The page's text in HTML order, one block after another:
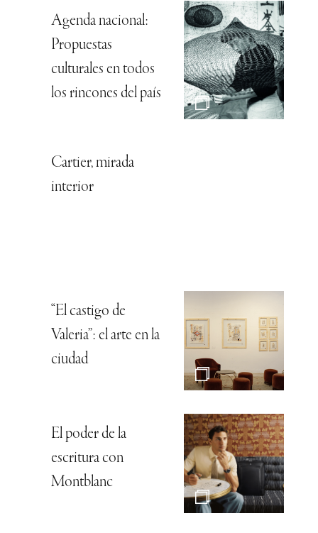
Agenda nacional:
Propuestas
culturales en todos
los rincones del país
Cartier, mirada
interior
“El castigo de
Valeria”: el arte en la
ciudad
El poder de la
escritura con
Montblanc